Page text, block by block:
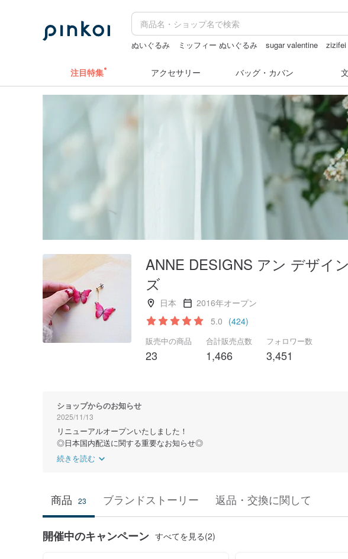
ぬいぐるみ ミッフィー ぬいぐるみ sugar valentine zizifei
注目特集 アクセサリー バッグ・カバン
ANNE DESIGNS アン デザイン
ズ
日本
2016年オープン
5.0 (424)
販売中の商品
23
合計販売点数
1,466
フォロワー数
3,451
ショップからのお知らせ
2025/11/13
リニューアルオープンいたしました！
◎日本国内配送に関する重要なお知らせ◎
続きを読む
商品 23 ブランドストーリー 返品・交換に関して
開催中のキャンペーン すべてを見る(2)